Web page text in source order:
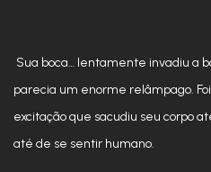
Sua boca… lentamente invadiu a
parecia um enorme relâmpago.
excitação que sacudiu seu corpo
até de se sentir humano.